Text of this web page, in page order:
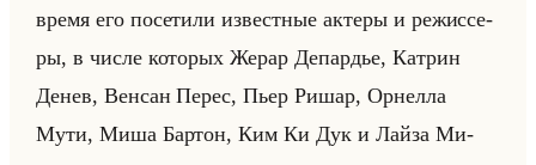
время его по­се­ти­ли из­вест­ные ак­те­ры и ре­жис­се­
ры, в числе ко­то­рых Жерар Де­пар­дье, Ка­трин
Денев, Вен­сан Перес, Пьер Ришар, Ор­нел­ла
Мути, Миша Бар­тон, Ким Ки Дук и Лайза Ми­